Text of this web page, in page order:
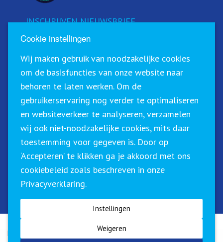
INSCHRIJVEN NIEUWSBRIEF
Schrijf u in voor onze nieuwsbrief!
Sirius Training & Advies staat geregistreerd in het
CRKBO (Centraal Register Kort Beroepsonderwijs). Dit
betekent dat wij onze trainingen binnen de geldende
Klachtenregeling Algemene voorwaarden
Cookie instellingen
Wij maken gebruik van noodzakelijke cookies
om de basisfuncties van onze website naar
behoren te laten werken. Om de
gebruikerservaring nog verder te optimaliseren
en websiteverkeer te analyseren, verzamelen
wij ook niet-noodzakelijke cookies, mits daar
toestemming voor gegeven is. Door op
‘Accepteren’ te klikken ga je akkoord met ons
cookiebeleid zoals beschreven in onze
Privacyverklaring.
Instellingen
Weigeren